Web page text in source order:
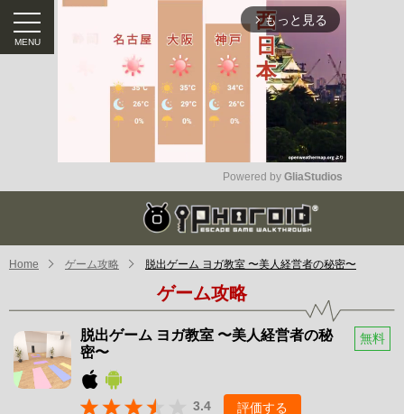
arrow_forward_ios もっと見る
Mute
Powered by GliaStudios
Home ゲーム攻略 脱出ゲーム ヨガ教室 〜美人経営者の秘密〜
ゲーム攻略
脱出ゲーム ヨガ教室 〜美人経営者の秘
密〜
無料
3.4 評価する